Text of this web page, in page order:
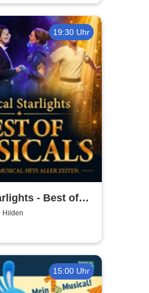
19:30 Uhr
- Best of
Hilden
15:00 Uhr